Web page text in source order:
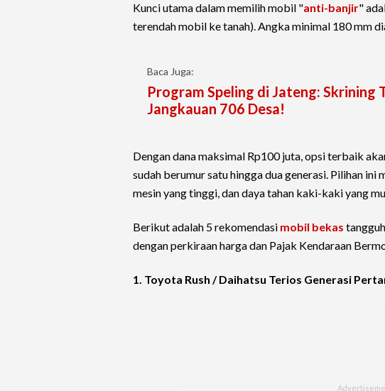
Kunci utama dalam memilih mobil "anti-banjir"
terendah mobil ke tanah). Angka minimal 180 mm
Baca Juga:
Program Speling di Jateng: Skrining
Jangkauan 706 Desa!
Dengan dana maksimal Rp100 juta, opsi terbaik
sudah berumur satu hingga dua generasi. Pilihan
mesin yang tinggi, dan daya tahan kaki-kaki yang
Berikut adalah 5 rekomendasi mobil bekas
dengan perkiraan harga dan Pajak Kendaraan
1. Toyota Rush / Daihatsu Terios Generasi